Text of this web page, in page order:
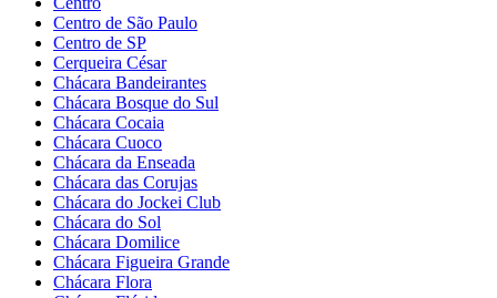
Centro de São Paulo
Centro de SP
Cerqueira César
Chácara Bandeirantes
Chácara Bosque do Sul
Chácara Cocaia
Chácara Cuoco
Chácara da Enseada
Chácara das Corujas
Chácara do Jockei Club
Chácara do Sol
Chácara Domilice
Chácara Figueira Grande
Chácara Flora